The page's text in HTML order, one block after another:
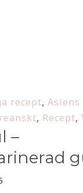
recept,
, Recept,
–